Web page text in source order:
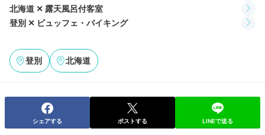
ゆったり朝風呂
北海道 ✕ 露天風呂付客室
登別 ✕ ビュッフェ・バイキング
登別 北海道
シェアする ポストする LINEで送る